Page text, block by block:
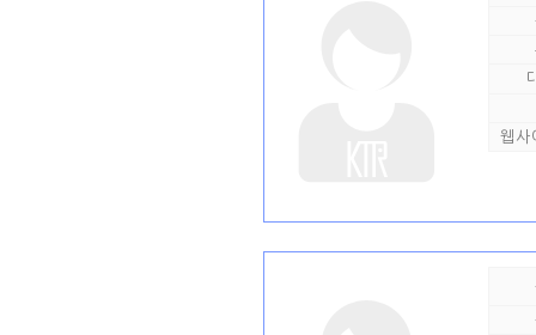
웹사